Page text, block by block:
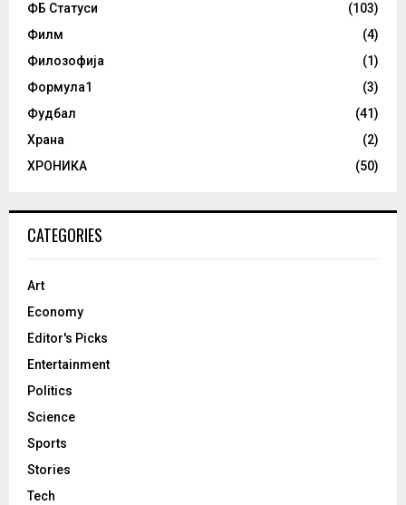
ФБ Статуси
(103)
Филм
(4)
Филозофија
(1)
Формула1
(3)
Фудбал
(41)
Храна
(2)
ХРОНИКА
(50)
CATEGORIES
Art
Economy
Editor's Picks
Entertainment
Politics
Science
Sports
Stories
Tech